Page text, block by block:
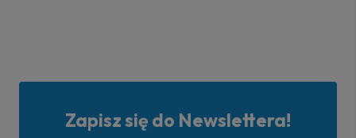
Zapisz się do Newslettera!